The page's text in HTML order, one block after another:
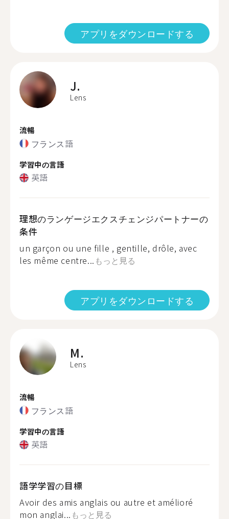
アプリをダウンロードする
J.
Lens
流暢
フランス語
学習中の言語
英語
理想のランゲージエクスチェンジパートナーの
条件
un garçon ou une fille , gentille, drôle, avec
les même centre... もっと見る
アプリをダウンロードする
M.
Lens
流暢
フランス語
学習中の言語
英語
語学学習の目標
Avoir des amis anglais ou autre et amélioré
mon anglai... もっと見る